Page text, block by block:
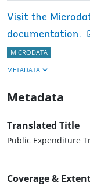
Visit the
documentation.
MICRODATA
METADATA
Metadata
Translated Title
Public Expenditure
Coverage &